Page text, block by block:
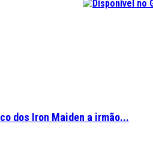
dos Iron Maiden a irmão...